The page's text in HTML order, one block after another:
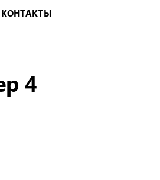
КОНТАКТЫ
4